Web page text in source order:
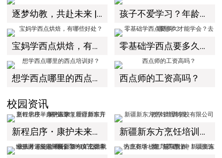
逐梦幼教，共赴未来 | 新疆新东方烹饪学校幼儿教育专业专场招聘会 孩子不爱学习？年龄小？上职校未来的方向？
宝妈学西点烘焙，有哪些好处？ 零基础学西点要多久才能学会？去哪里学？
想学西点哪里的西点培训好？ 西点师的工资高吗？
校园资讯
新程启序・康护未来｜新疆新东方烹饪学校举办中医康复理疗师班开幕仪式！ 新疆新东方烹饪培训学校有限公司教学管理制度